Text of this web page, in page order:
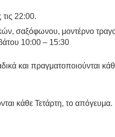
22:00.
σαξόφωνου, μοντέρνο
10:00 – 15:30
και πραγματοποιούνται
κάθε Τετάρτη, το απόγευμα.